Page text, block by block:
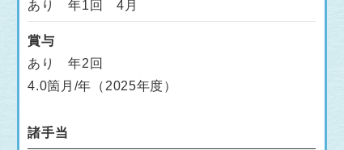
あり 年1回 4月
賞与
あり 年2回
4.0箇月/年（2025年度）
諸手当